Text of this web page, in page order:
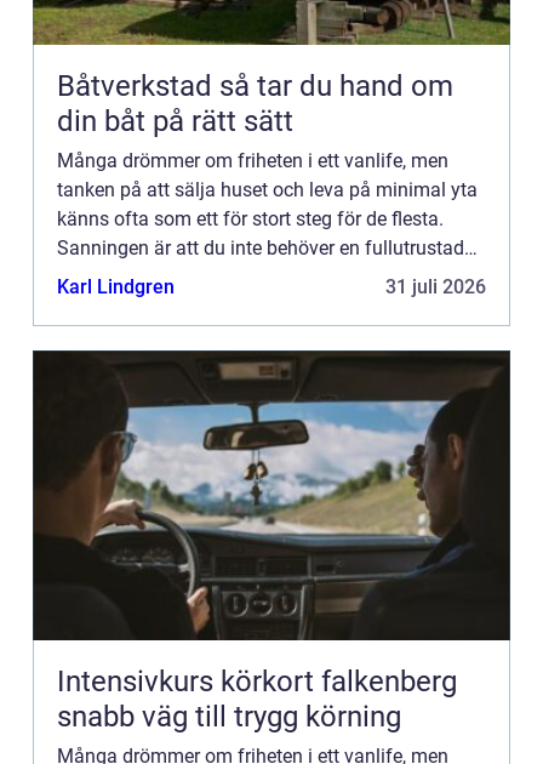
Båtverkstad så tar du hand om
din båt på rätt sätt
Många drömmer om friheten i ett vanlife, men
tanken på att sälja huset och leva på minimal yta
känns ofta som ett för stort steg för de flesta.
Sanningen är att du inte behöver en fullutrustad
husb...
Karl Lindgren 31 juli 2026
Intensivkurs körkort falkenberg
snabb väg till trygg körning
Många drömmer om friheten i ett vanlife, men